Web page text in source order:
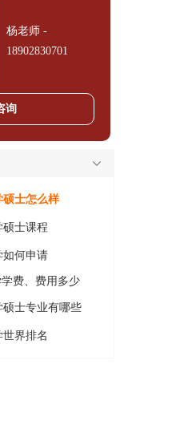
杨老师 -
18902830701
询
硕士怎么样
士课程
如何申请
费、费用多少
士专业有哪些
界排名